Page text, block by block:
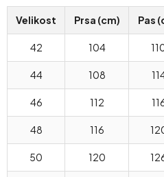
Velikost Prsa (cm) Pas
42 104
44 108
46 112
48 116
50 120